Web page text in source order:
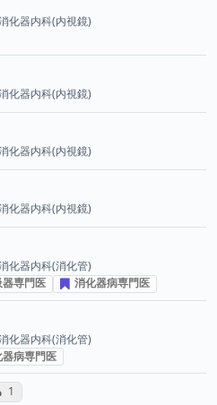
化器内科(内視鏡)
化器内科(内視鏡)
化器内科(内視鏡)
化器内科(内視鏡)
化器内科(消化管)
専門医 消化器病専門医
化器内科(消化管)
病専門医
コミュニケーション・タイプ投票数
1